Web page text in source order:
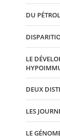
DU
LE
DEUX
LES
LE